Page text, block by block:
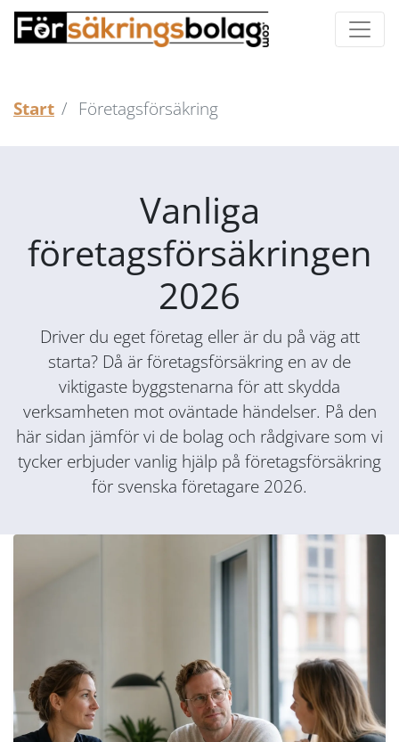
Start Företagsförsäkring
Vanliga
företagsförsäkringen
2026
Driver du eget företag eller är du på väg att
starta? Då är företagsförsäkring en av de
viktigaste byggstenarna för att skydda
verksamheten mot oväntade händelser. På den
här sidan jämför vi de bolag och rådgivare som vi
tycker erbjuder vanlig hjälp på företagsförsäkring
för svenska företagare 2026.